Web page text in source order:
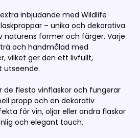
inbjudande med Wildlife
– unika och dekorativa
naturens former och färger. Varje
och handmålad med
vilket ger den ett livfullt,
utseende.
de flesta vinflaskor och fungerar
propp och en dekorativ
för vin, oljor eller andra flaskor
och elegant touch.